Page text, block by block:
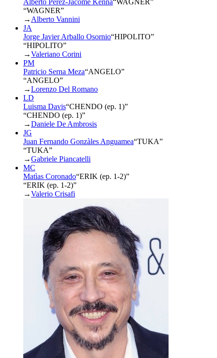
“WAGNER”
→ Alberto Vannini
JA
Jorge Javier Arballo Osornio“HIPOLITO”
“HIPOLITO”
→Valeriano Corini
PM
Patricio Serna Meza“ANGELO”
“ANGELO”
→Lorenzo Del Romano
LD
Luisma Davis“CHENDO (ep. 1)”
“CHENDO (ep. 1)”
→Daniele De Ambrosis
JG
Juan Fernando Gonzàles Anguamea“TUKA”
“TUKA”
→Gabriele Piancatelli
MC
Matìas Coronado“ERIK (ep. 1-2)”
“ERIK (ep. 1-2)”
→Valerio Crisafi